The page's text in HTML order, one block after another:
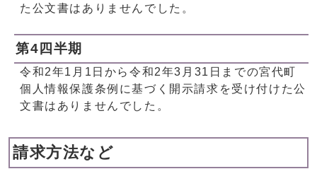
た公文書はありませんでした。
第4四半期
令和2年1月1日から令和2年3月31日までの宮代町
個人情報保護条例に基づく開示請求を受け付けた公
文書はありませんでした。
請求方法など